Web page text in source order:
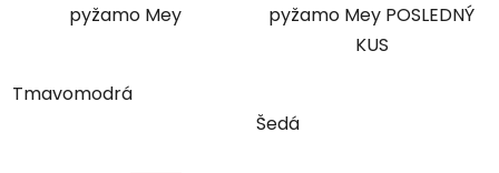
pyžamo Mey
Tmavomodrá
pyžamo Mey POSLEDNÝ
KUS
Šedá